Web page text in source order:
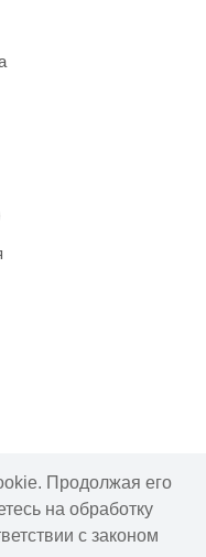
публичной офертой.
Продолжая его
на обработку
с законом